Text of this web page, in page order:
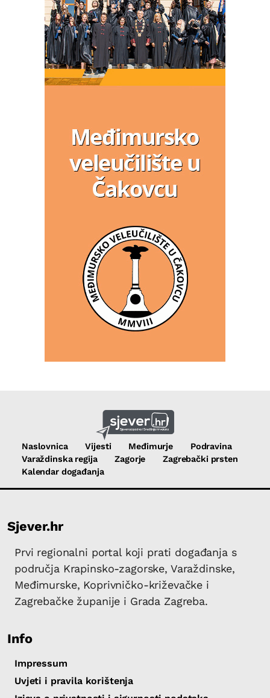
Naslovnica Vijesti Međimurje
Podravina
Varaždinska regija
Zagorje
Zagrebački prsten
Kalendar događanja
Sjever.hr
Prvi regionalni portal koji prati događanja s
područja Krapinsko-zagorske, Varaždinske,
Međimurske, Koprivničko-križevačke i
Zagrebačke županije i Grada Zagreba.
Info
Impressum
Uvjeti i pravila korištenja